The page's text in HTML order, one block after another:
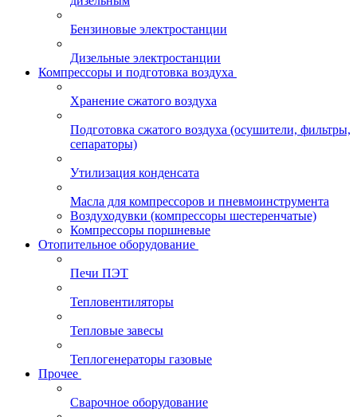
Бензиновые электростанции
Дизельные электростанции
Компрессоры и подготовка воздуха
Хранение сжатого воздуха
Подготовка сжатого воздуха (осушители, фильтры,
сепараторы)
Утилизация конденсата
Масла для компрессоров и пневмоинструмента
Воздуходувки (компрессоры шестеренчатые)
Компрессоры поршневые
Отопительное оборудование
Печи ПЭТ
Тепловентиляторы
Тепловые завесы
Теплогенераторы газовые
Прочее
Сварочное оборудование